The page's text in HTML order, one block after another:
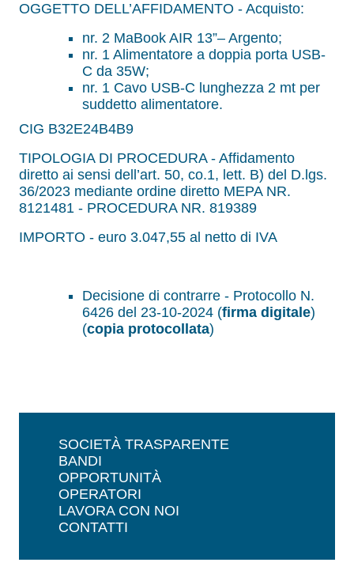
OGGETTO DELL’AFFIDAMENTO - Acquisto:
nr. 2 MaBook AIR 13”– Argento;
nr. 1 Alimentatore a doppia porta USB-
C da 35W;
nr. 1 Cavo USB-C lunghezza 2 mt per
suddetto alimentatore.
CIG B32E24B4B9
TIPOLOGIA DI PROCEDURA - Affidamento
diretto ai sensi dell’art. 50, co.1, lett. B) del D.lgs.
36/2023 mediante ordine diretto MEPA NR.
8121481 - PROCEDURA NR. 819389
IMPORTO - euro 3.047,55 al netto di IVA
Decisione di contrarre - Protocollo N.
6426 del 23-10-2024 (firma digitale)
(copia protocollata)
SOCIETÀ TRASPARENTE
BANDI
OPPORTUNITÀ
OPERATORI
LAVORA CON NOI
CONTATTI